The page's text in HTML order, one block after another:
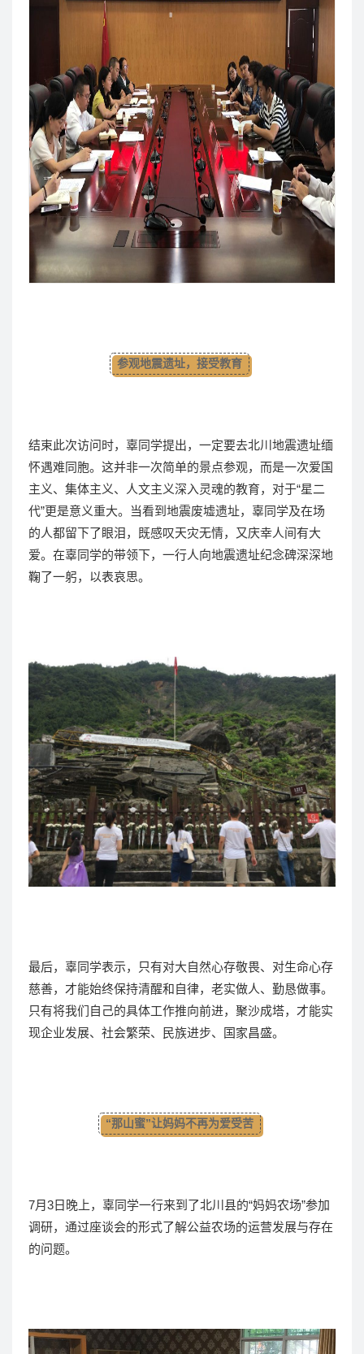
参观地震遗址，接受教育
结束此次访问时，辜同学提出，一定要去北川地震遗址缅
怀遇难同胞。这并非一次简单的景点参观，而是一次爱国
主义、集体主义、人文主义深入灵魂的教育，对于“星二
代”更是意义重大。当看到地震废墟遗址，辜同学及在场
的人都留下了眼泪，既感叹天灾无情，又庆幸人间有大
爱。在辜同学的带领下，一行人向地震遗址纪念碑深深地
鞠了一躬，以表哀思。
最后，辜同学表示，只有对大自然心存敬畏、对生命心存
慈善，才能始终保持清醒和自律，老实做人、勤恳做事。
只有将我们自己的具体工作推向前进，聚沙成塔，才能实
现企业发展、社会繁荣、民族进步、国家昌盛。
“那山蜜”让妈妈不再为爱受苦
7月3日晚上，辜同学一行来到了北川县的“妈妈农场”参加
调研，通过座谈会的形式了解公益农场的运营发展与存在
的问题。